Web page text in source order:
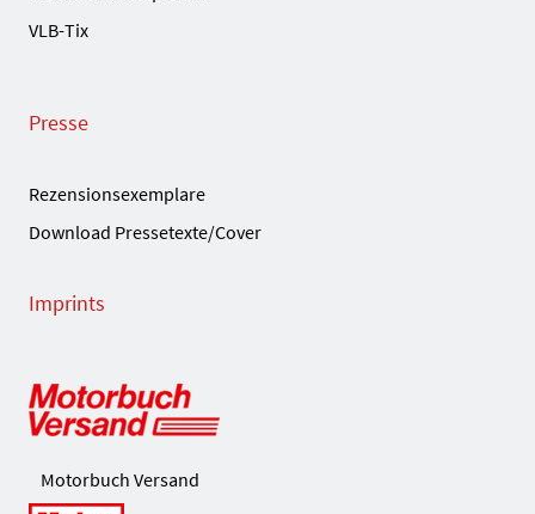
VLB-Tix
Presse
Rezensionsexemplare
Download Pressetexte/Cover
Imprints
Motorbuch Versand